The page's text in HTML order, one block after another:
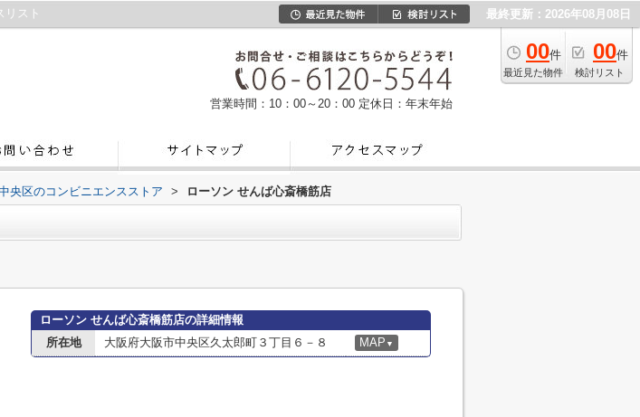
リスト 最終更新：2026年08月08日
00件
最近見た物件
00件
検討リスト
営業時間：10：00～20：00 定休日：年末年始
央区のコンビニエンスストア > ローソン せんば心斎橋筋店
ローソン せんば心斎橋筋店の詳細情報
所在地
大阪府大阪市中央区久太郎町３丁目６－８ MAP ▼